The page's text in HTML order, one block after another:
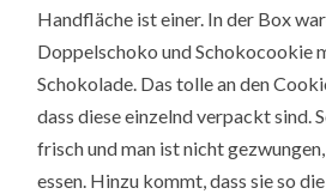
Handfläche ist einer. In der Box
Doppelschoko und Schokocookie
Schokolade. Das tolle an den
dass diese einzelnd verpackt sind.
frisch und man ist nicht
essen. Hinzu kommt, dass sie so